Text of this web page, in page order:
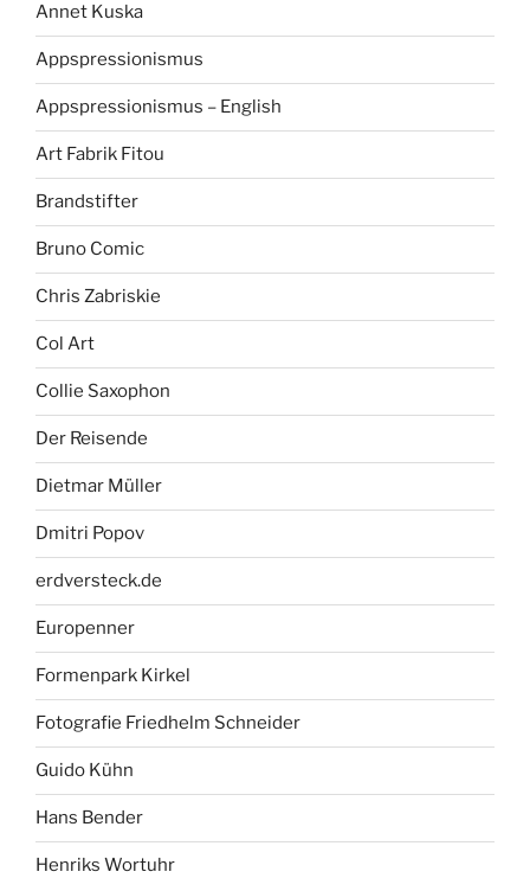
Annet Kuska
Appspressionismus
Appspressionismus – English
Art Fabrik Fitou
Brandstifter
Bruno Comic
Chris Zabriskie
Col Art
Collie Saxophon
Der Reisende
Dietmar Müller
Dmitri Popov
erdversteck.de
Europenner
Formenpark Kirkel
Fotografie Friedhelm Schneider
Guido Kühn
Hans Bender
Henriks Wortuhr